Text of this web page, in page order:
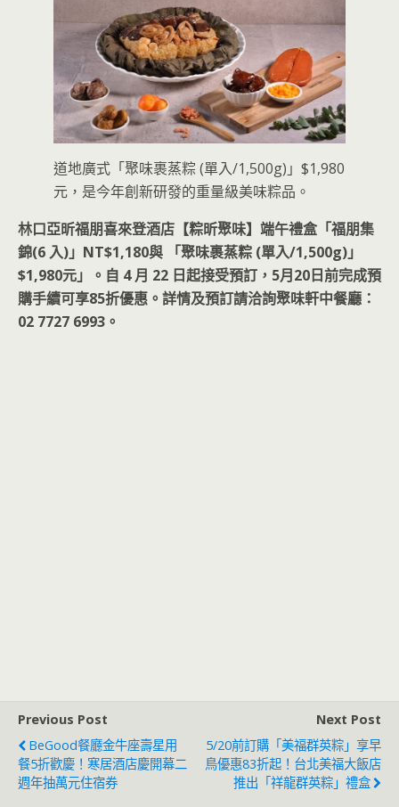
道地廣式「聚味裹蒸粽 (單入/1,500g)」$1,980
元，是今年創新研發的重量級美味粽品。
林口亞昕福朋喜來登酒店【粽昕聚味】端午禮盒「福朋集
錦(6 入)」NT$1,180與 「聚味裹蒸粽 (單入/1,500g)」
$1,980元」。自 4 月 22 日起接受預訂，5月20日前完成預
購手續可享85折優惠。詳情及預訂請洽詢聚味軒中餐廳：
02 7727 6993。
Previous Post
BeGood餐廳金牛座壽星用
餐5折歡慶！寒居酒店慶開幕二
週年抽萬元住宿券
Next Post
5/20前訂購「美福群英粽」享早
鳥優惠83折起！台北美福大飯店
推出「祥龍群英粽」禮盒